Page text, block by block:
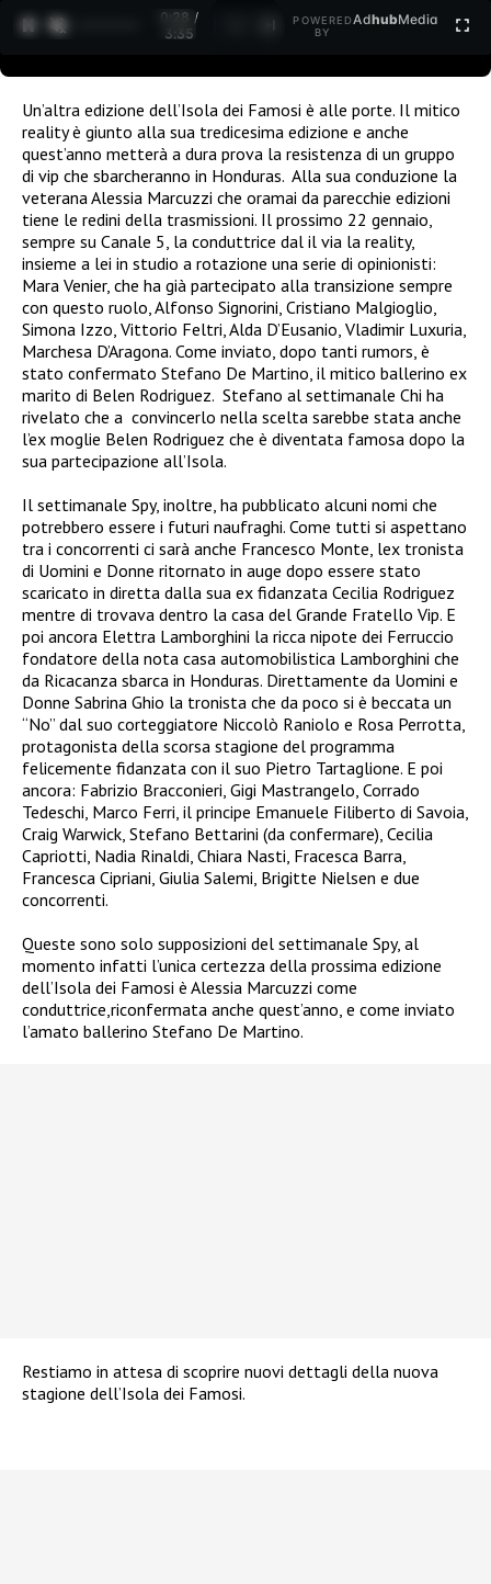
0:30 /
3:35
POWERED
BY
AdhubMedia
Un’altra edizione dell’Isola dei Famosi è alle porte. Il mitico
reality è giunto alla sua tredicesima edizione e anche
quest’anno metterà a dura prova la resistenza di un gruppo
di vip che sbarcheranno in Honduras. Alla sua conduzione la
veterana Alessia Marcuzzi che oramai da parecchie edizioni
tiene le redini della trasmissioni. Il prossimo 22 gennaio,
sempre su Canale 5, la conduttrice dal il via la reality,
insieme a lei in studio a rotazione una serie di opinionisti:
Mara Venier, che ha già partecipato alla transizione sempre
con questo ruolo, Alfonso Signorini, Cristiano Malgioglio,
Simona Izzo, Vittorio Feltri, Alda D’Eusanio, Vladimir Luxuria,
Marchesa D’Aragona. Come inviato, dopo tanti rumors, è
stato confermato Stefano De Martino, il mitico ballerino ex
marito di Belen Rodriguez. Stefano al settimanale Chi ha
rivelato che a convincerlo nella scelta sarebbe stata anche
l’ex moglie Belen Rodriguez che è diventata famosa dopo la
sua partecipazione all’Isola.
Il settimanale Spy, inoltre, ha pubblicato alcuni nomi che
potrebbero essere i futuri naufraghi. Come tutti si aspettano
tra i concorrenti ci sarà anche Francesco Monte, lex tronista
di Uomini e Donne ritornato in auge dopo essere stato
scaricato in diretta dalla sua ex fidanzata Cecilia Rodriguez
mentre di trovava dentro la casa del Grande Fratello Vip. E
poi ancora Elettra Lamborghini la ricca nipote dei Ferruccio
fondatore della nota casa automobilistica Lamborghini che
da Ricacanza sbarca in Honduras. Direttamente da Uomini e
Donne Sabrina Ghio la tronista che da poco si è beccata un
“No” dal suo corteggiatore Niccolò Raniolo e Rosa Perrotta,
protagonista della scorsa stagione del programma
felicemente fidanzata con il suo Pietro Tartaglione. E poi
ancora: Fabrizio Bracconieri, Gigi Mastrangelo, Corrado
Tedeschi, Marco Ferri, il principe Emanuele Filiberto di Savoia,
Craig Warwick, Stefano Bettarini (da confermare), Cecilia
Capriotti, Nadia Rinaldi, Chiara Nasti, Fracesca Barra,
Francesca Cipriani, Giulia Salemi, Brigitte Nielsen e due
concorrenti.
Queste sono solo supposizioni del settimanale Spy, al
momento infatti l’unica certezza della prossima edizione
dell’Isola dei Famosi è Alessia Marcuzzi come
conduttrice,riconfermata anche quest’anno, e come inviato
l’amato ballerino Stefano De Martino.
Restiamo in attesa di scoprire nuovi dettagli della nuova
stagione dell’Isola dei Famosi.